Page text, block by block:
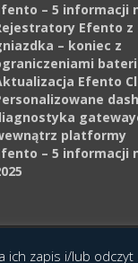
– 5 informacji
Efento z
– koniec z
Efento
platformy
– 5 informacji
zapis i/lub